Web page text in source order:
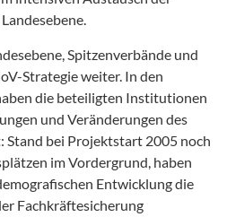
Spitzenverbände und
Strategie weiter. In den
die beteiligten Institutionen
und Veränderungen des
bei Projektstart 2005 noch
im Vordergrund, haben
Entwicklung die
Fachkräftesicherung